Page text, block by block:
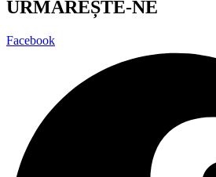
URMĂREȘTE-NE
Facebook